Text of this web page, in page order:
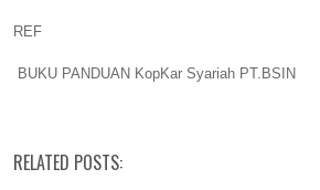
REF
BUKU PANDUAN KopKar Syariah PT.BSIN
RELATED POSTS: